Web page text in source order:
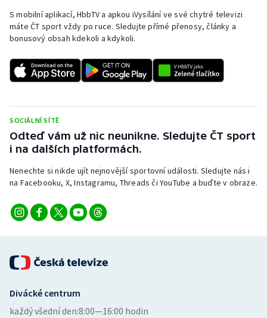
S mobilní aplikací, HbbTV a apkou iVysílání ve své chytré televizi
máte ČT sport vždy po ruce. Sledujte přímé přenosy, články a
bonusový obsah kdekoli a kdykoli.
SOCIÁLNÍ SÍTĚ
Odteď vám už nic neunikne. Sledujte ČT sport
i na dalších platformách.
Nenechte si nikde ujít nejnovější sportovní události. Sledujte nás i
na Facebooku, X, Instagramu, Threads či YouTube a buďte v obraze.
Divácké centrum
každý všední den:8:00—16:00 hodin